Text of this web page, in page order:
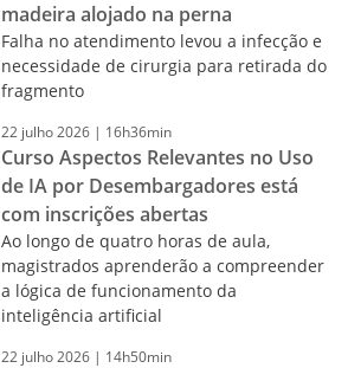
madeira alojado na perna
Falha no atendimento levou a infecção e
necessidade de cirurgia para retirada do
fragmento
22 julho2026 | 16h36min
Curso Aspectos Relevantes no Uso
de IA por Desembargadores está
com inscrições abertas
Ao longo de quatro horas de aula,
magistrados aprenderão a compreender
a lógica de funcionamento da
inteligência artificial
22 julho2026 | 14h50min